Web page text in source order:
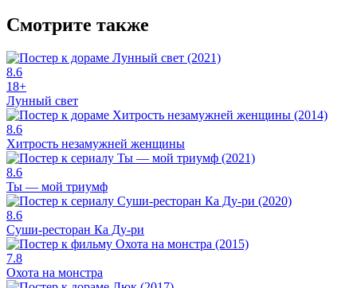
Смотрите также
8.6
18+
Лунный свет
8.6
Хитрость незамужней женщины
8.6
Ты — мой триумф
8.6
Суши-ресторан Ка Ду-ри
7.8
Охота на монстра